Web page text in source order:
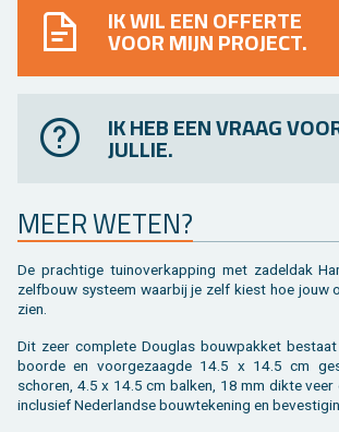
IK WIL EEN OFFERTE
VOOR MIJN PROJECT.
IK HEB EEN VRAAG
JULLIE.
MEER WETEN?
De prach­ti­ge tuin­over­kap­ping met za­del­dak
zelf­bouw sys­teem waar­bij je zelf kiest hoe jouw
zien.
Dit zeer com­ple­te Dou­g­las bouw­pak­ket
boor­de en voor­ge­zaag­de 14.5 x 14.5 cm
scho­ren, 4.5 x 14.5 cm bal­ken, 18 mm dikte
in­clu­sief Ne­der­land­se bouw­te­ke­ning en